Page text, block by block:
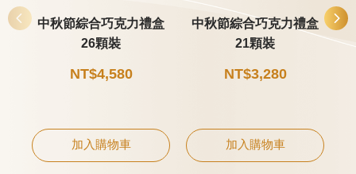
中秋節綜合巧克力禮盒
26顆裝
NT$4,580
加入購物車
中秋節綜合巧克力禮盒
21顆裝
NT$3,280
加入購物車